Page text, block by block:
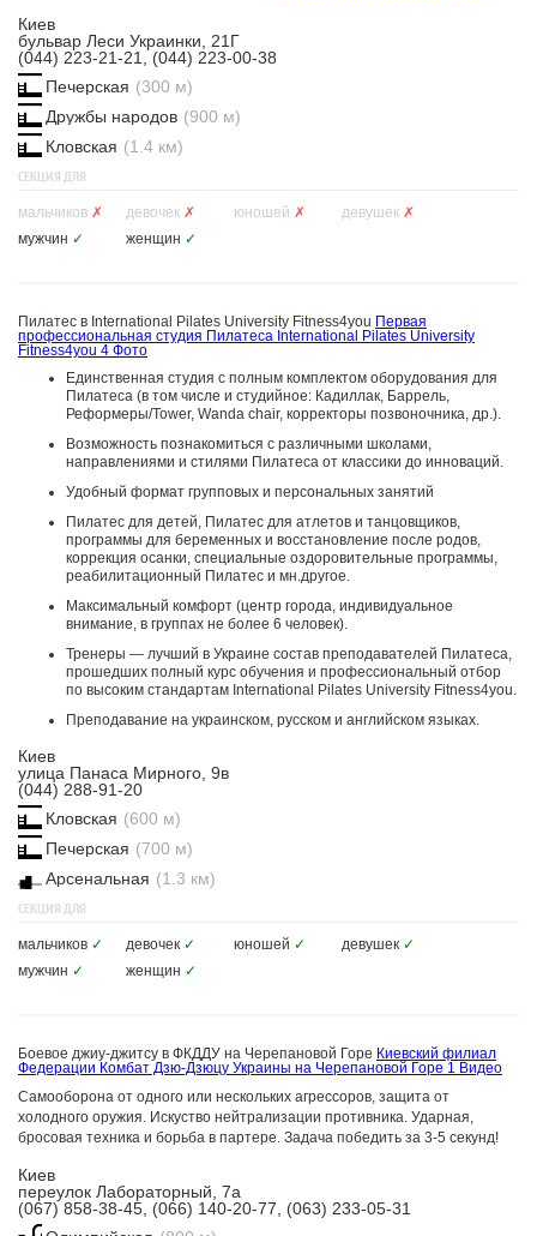
Киев
бульвар Леси Украинки, 21Г
(044) 223-21-21, (044) 223-00-38
Печерская (300 м)
Дружбы народов (900 м)
Кловская (1.4 км)
СЕКЦИЯ ДЛЯ
мальчиков ✗ девочек ✗ юношей ✗ девушек ✗
мужчин ✓ женщин ✓
Пилатес в International Pilates University Fitness4you Первая
профессиональная студия Пилатеса International Pilates University
Fitness4you 4 Фото
Единственная студия с полным комплектом оборудования для
Пилатеса (в том числе и студийное: Кадиллак, Баррель,
Реформеры/Tower, Wanda chair, корректоры позвоночника, др.).
Возможность познакомиться с различными школами,
направлениями и стилями Пилатеса от классики до инноваций.
Удобный формат групповых и персональных занятий
Пилатес для детей, Пилатес для атлетов и танцовщиков,
программы для беременных и восстановление после родов,
коррекция осанки, специальные оздоровительные программы,
реабилитационный Пилатес и мн.другое.
Максимальный комфорт (центр города, индивидуальное
внимание, в группах не более 6 человек).
Тренеры — лучший в Украине состав преподавателей Пилатеса,
прошедших полный курс обучения и профессиональный отбор
по высоким стандартам International Pilates University Fitness4you.
Преподавание на украинском, русском и английском языках.
Киев
улица Панаса Мирного, 9в
(044) 288-91-20
Кловская (600 м)
Печерская (700 м)
Арсенальная (1.3 км)
СЕКЦИЯ ДЛЯ
мальчиков ✓ девочек ✓ юношей ✓ девушек ✓
мужчин ✓ женщин ✓
Боевое джиу-джитсу в ФКДДУ на Черепановой Горе Киевский филиал
Федерации Комбат Дзю-Дзюцу Украины на Черепановой Горе 1 Видео
Самооборона от одного или нескольких агрессоров, защита от
холодного оружия. Искуство нейтрализации противника. Ударная,
бросовая техника и борьба в партере. Задача победить за 3-5 секунд!
Киев
переулок Лабораторный, 7а
(067) 858-38-45, (066) 140-20-77, (063) 233-05-31